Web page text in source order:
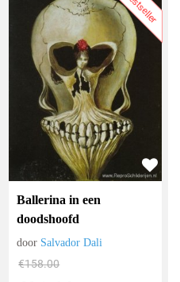
Ballerina in een
doodshoofd
door Salvador Dali
€158.00